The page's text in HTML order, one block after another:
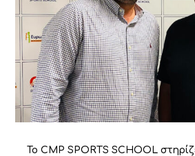
Το CMP SPORTS SCHOOL